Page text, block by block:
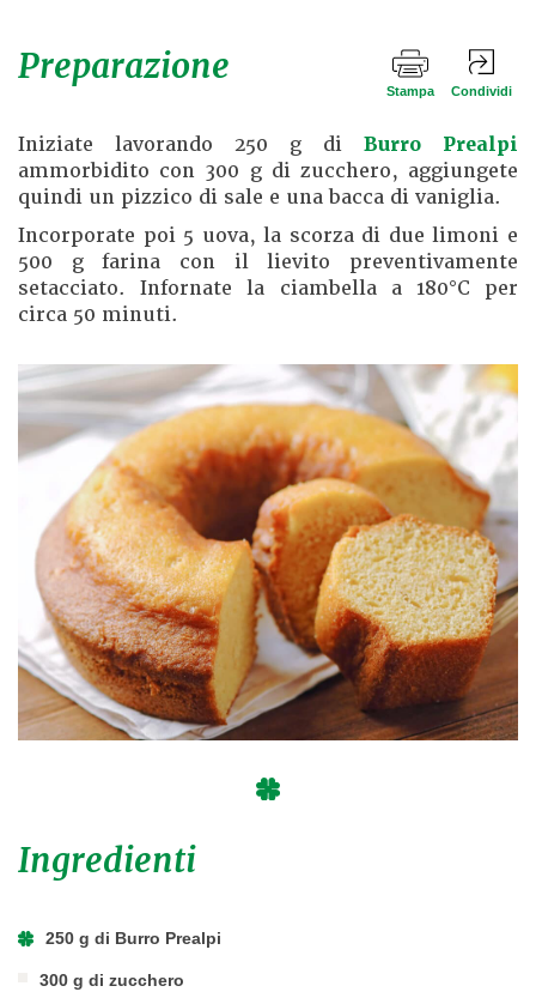
Preparazione
Stampa Condividi
Iniziate lavorando 250 g di Burro Prealpi
ammorbidito con 300 g di zucchero, aggiungete
quindi un pizzico di sale e una bacca di vaniglia.
Incorporate poi 5 uova, la scorza di due limoni e
500 g farina con il lievito preventivamente
setacciato. Infornate la ciambella a 180°C per
circa 50 minuti.
Ingredienti
250 g di Burro Prealpi
300 g di zucchero